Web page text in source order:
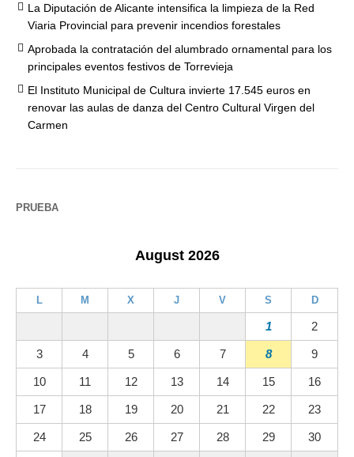
La Diputación de Alicante intensifica la limpieza de la Red
Viaria Provincial para prevenir incendios forestales
Aprobada la contratación del alumbrado ornamental para los
principales eventos festivos de Torrevieja
El Instituto Municipal de Cultura invierte 17.545 euros en
renovar las aulas de danza del Centro Cultural Virgen del
Carmen
PRUEBA
August 2026
L M X J V S D
1 2
3 4 5 6 7 8 9
10 11 12 13 14 15 16
17 18 19 20 21 22 23
24 25 26 27 28 29 30